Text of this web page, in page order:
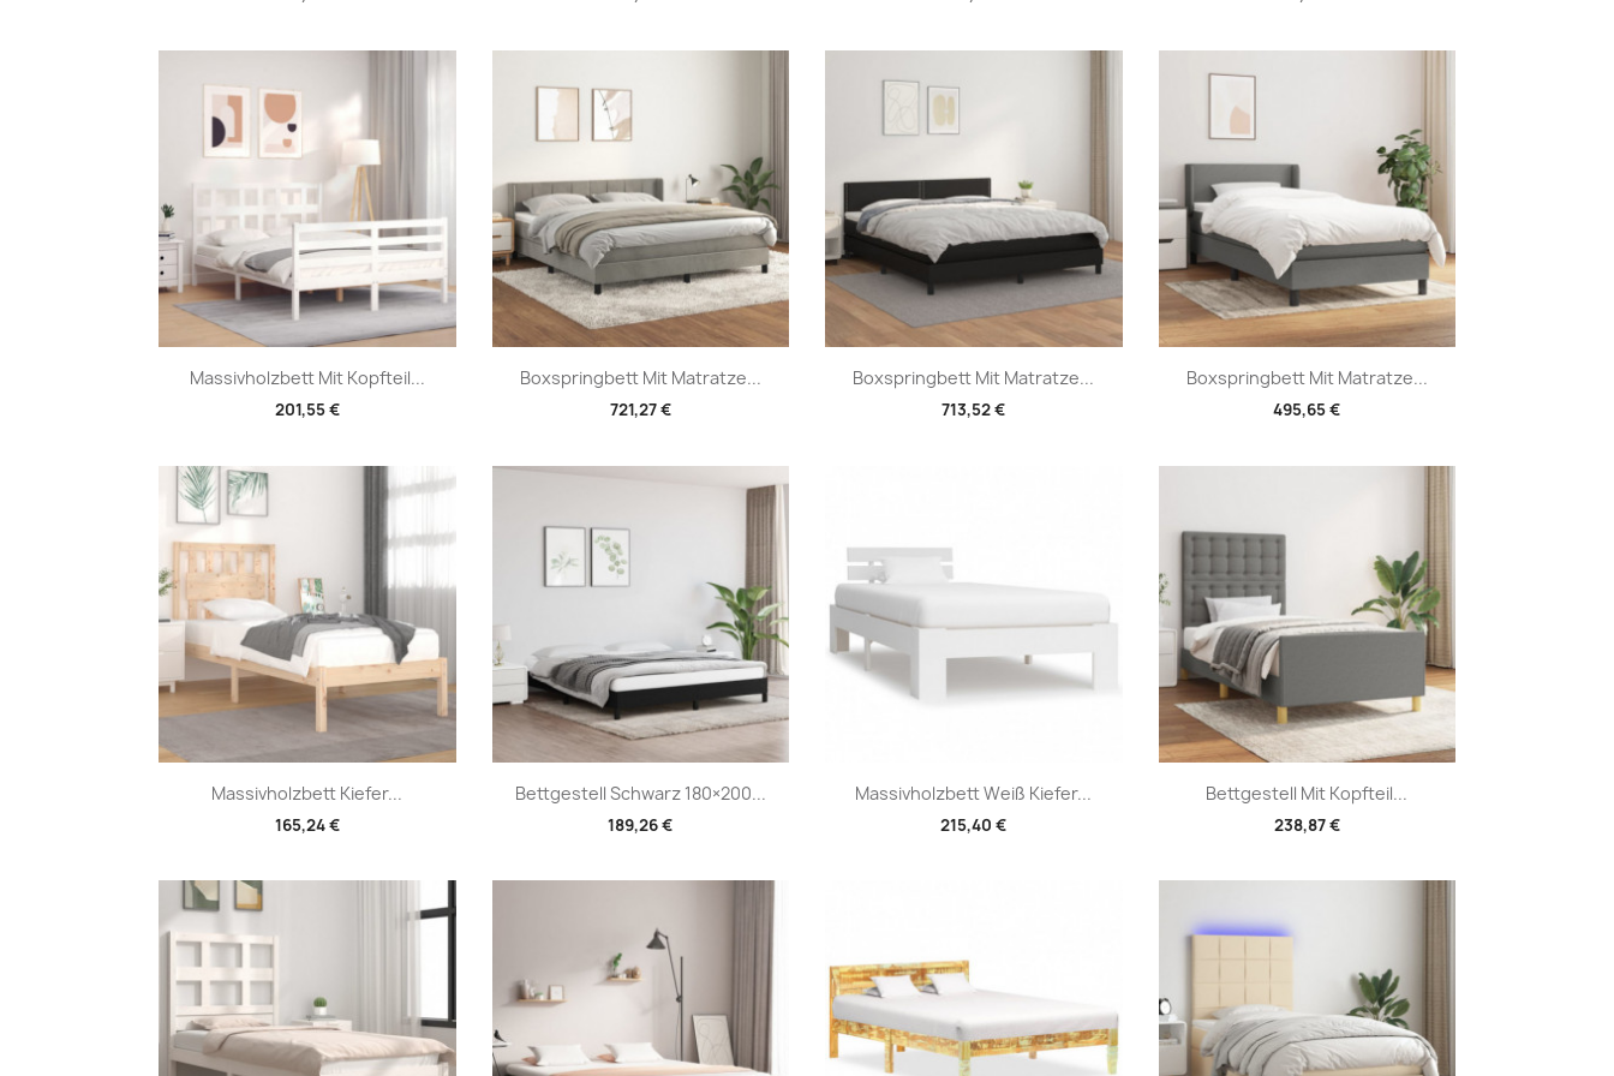
Massivholzbett Mit Kopfteil...
201,55 €
Vorschau Boxspringbett Mit Matratze...
721,27 €
Vorschau Boxspringbett Mit Matratze...
713,52 €
Vorschau Boxspringbett Mit Matratze...
495,65 €
Vorschau
Massivholzbett Kiefer...
165,24 €
Vorschau Bettgestell Schwarz 180×200...
189,26 €
Vorschau Massivholzbett Weiß Kiefer...
215,40 €
Vorschau Bettgestell Mit Kopfteil...
238,87 €
Vorschau